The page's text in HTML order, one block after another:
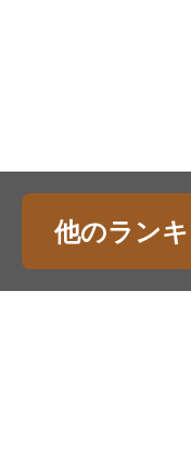
他のラン